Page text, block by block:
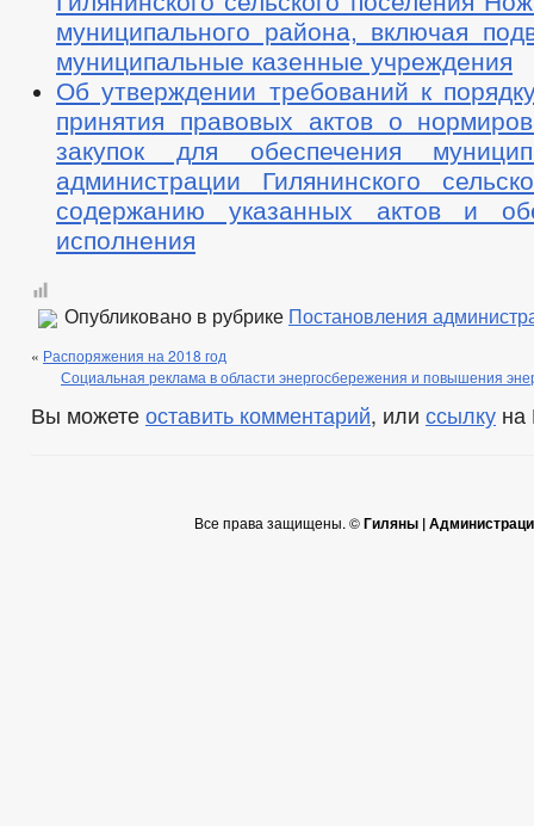
муниципального района, включая
муниципальные казенные учреждения
Об утверждении требований к
принятия правовых актов о
закупок для обеспечения
администрации Гилянинского
содержанию указанных актов и
исполнения
Опубликовано в рубрике Постановления
« Распоряжения на 2018 год
Социальная реклама в области энергосбережения и повышения
Вы можете оставить комментарий, или ссылку на
Все права защищены. ©Гиляны |